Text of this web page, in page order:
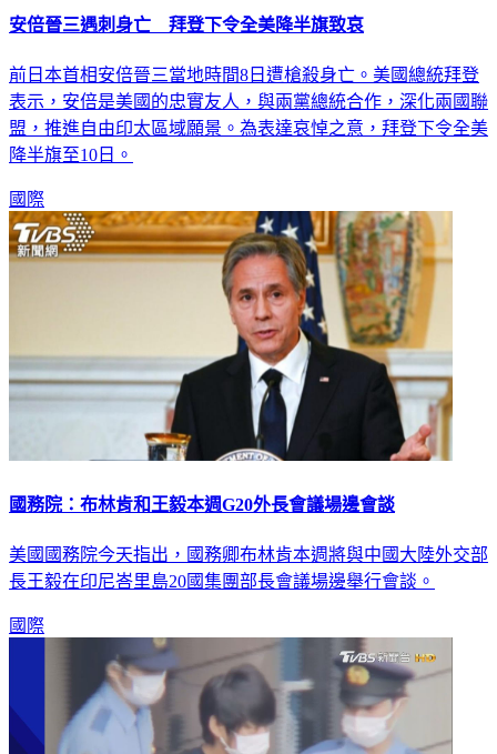
安倍晉三遇刺身亡 拜登下令全美降半旗致哀
前日本首相安倍晉三當地時間8日遭槍殺身亡。美國總統拜登
表示，安倍是美國的忠實友人，與兩黨總統合作，深化兩國聯
盟，推進自由印太區域願景。為表達哀悼之意，拜登下令全美
降半旗至10日。
國際
國務院：布林肯和王毅本週G20外長會議場邊會談
美國國務院今天指出，國務卿布林肯本週將與中國大陸外交部
長王毅在印尼峇里島20國集團部長會議場邊舉行會談。
國際